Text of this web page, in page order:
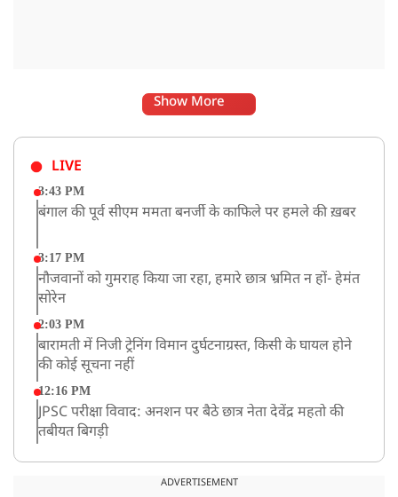
Show More
LIVE
3:43 PM
बंगाल की पूर्व सीएम ममता बनर्जी के काफिले पर हमले की ख़बर
3:17 PM
नौजवानों को गुमराह किया जा रहा, हमारे छात्र भ्रमित न हों- हेमंत
सोरेन
2:03 PM
बारामती में निजी ट्रेनिंग विमान दुर्घटनाग्रस्त, किसी के घायल होने
की कोई सूचना नहीं
12:16 PM
JPSC परीक्षा विवाद: अनशन पर बैठे छात्र नेता देवेंद्र महतो की
तबीयत बिगड़ी
रांचीः छात्रों के समर्थन में विधायक जयराम महतो ने शुरू किया
ADVERTISEMENT